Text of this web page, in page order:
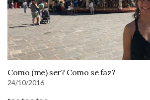
Como (me) ser? Como se faz?
24/10/2016